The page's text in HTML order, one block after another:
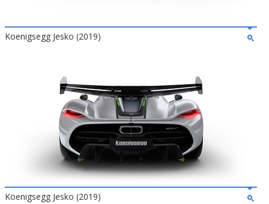
Koenigsegg Jesko (2019)
Koenigsegg Jesko (2019)